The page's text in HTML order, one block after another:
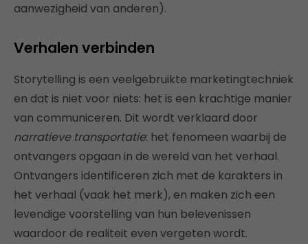
aanwezigheid van anderen).
Verhalen verbinden
Storytelling is een veelgebruikte marketingtechniek
en dat is niet voor niets: het is een krachtige manier
van communiceren. Dit wordt verklaard door
narratieve transportatie: het fenomeen waarbij de
ontvangers opgaan in de wereld van het verhaal.
Ontvangers identificeren zich met de karakters in
het verhaal (vaak het merk), en maken zich een
levendige voorstelling van hun belevenissen
waardoor de realiteit even vergeten wordt.